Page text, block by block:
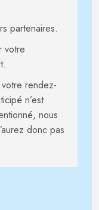
partenaires.
votre
rendez-
n’est
nous
donc pas